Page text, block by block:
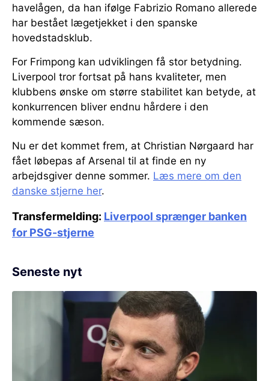
havelågen, da han ifølge Fabrizio Romano allerede
har bestået lægetjekket i den spanske
hovedstadsklub.
For Frimpong kan udviklingen få stor betydning.
Liverpool tror fortsat på hans kvaliteter, men
klubbens ønske om større stabilitet kan betyde, at
konkurrencen bliver endnu hårdere i den
kommende sæson.
Nu er det kommet frem, at Christian Nørgaard har
fået løbepas af Arsenal til at finde en ny
arbejdsgiver denne sommer. Læs mere om den
danske stjerne her.
Transfermelding: Liverpool sprænger banken
for PSG-stjerne
Seneste nyt